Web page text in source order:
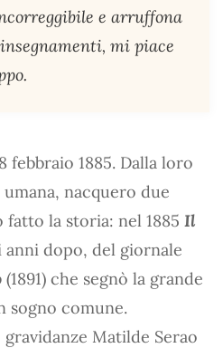
e arruffona
mi piace
febbraio 1885. Dalla loro
nacquero due
la storia: nel 1885 Il
anni dopo, del giornale
(1891) che segnò la grande
sogno comune.
Matilde Serao